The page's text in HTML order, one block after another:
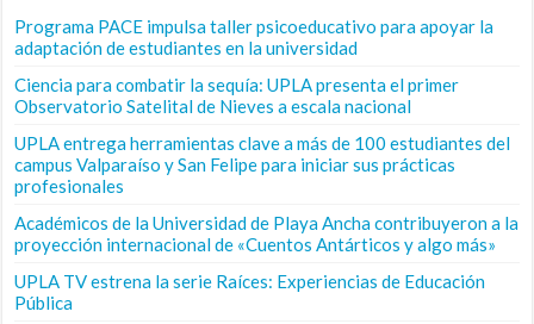
Programa PACE impulsa taller psicoeducativo para apoyar la
adaptación de estudiantes en la universidad
Ciencia para combatir la sequía: UPLA presenta el primer
Observatorio Satelital de Nieves a escala nacional
UPLA entrega herramientas clave a más de 100 estudiantes del
campus Valparaíso y San Felipe para iniciar sus prácticas
profesionales
Académicos de la Universidad de Playa Ancha contribuyeron a la
proyección internacional de «Cuentos Antárticos y algo más»
UPLA TV estrena la serie Raíces: Experiencias de Educación
Pública